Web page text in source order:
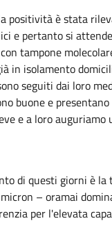
positività è stata
e pertanto si
tampone
in isolamento
seguiti dai loro
buone e
e a loro auguriamo
di questi giorni è la
– oramai
per l'elevata